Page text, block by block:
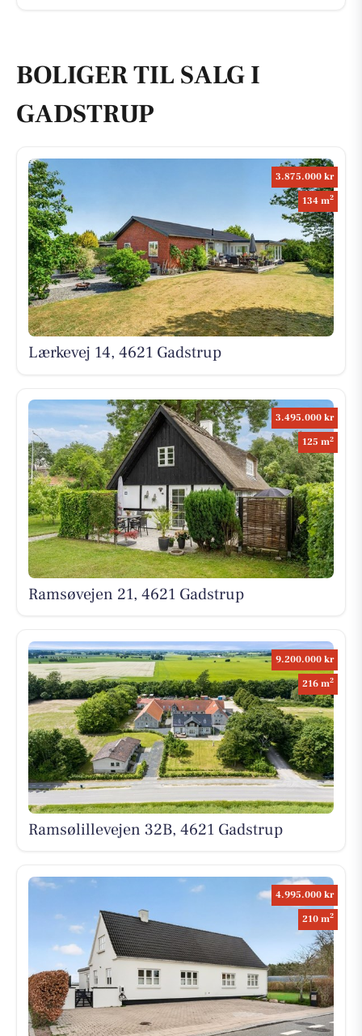
BOLIGER TIL SALG I
GADSTRUP
3.875.000 kr
134 m2
Lærkevej 14, 4621 Gadstrup
3.495.000 kr
125 m2
Ramsøvejen 21, 4621 Gadstrup
9.200.000 kr
216 m2
Ramsølillevejen 32B, 4621 Gadstrup
4.995.000 kr
210 m2